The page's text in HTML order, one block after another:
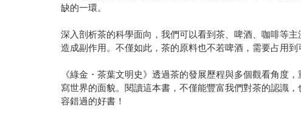
缺的一環。
深入剖析茶的科學面向，我們可以看到茶、啤酒、咖啡等
造成副作用。不僅如此，茶的原料也不若啤酒，需要占用
《綠金・茶葉文明史》透過茶的發展歷程與多個觀看角度
寫世界的面貌。閱讀這本書，不僅能豐富我們對茶的認識
容錯過的好書！